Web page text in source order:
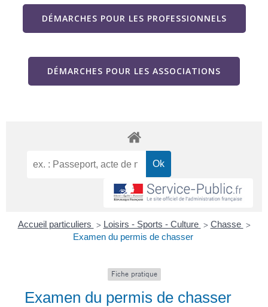
DÉMARCHES POUR LES PROFESSIONNELS
DÉMARCHES POUR LES ASSOCIATIONS
Accueil particuliers > Loisirs - Sports - Culture > Chasse >
Examen du permis de chasser
Fiche pratique
Examen du permis de chasser